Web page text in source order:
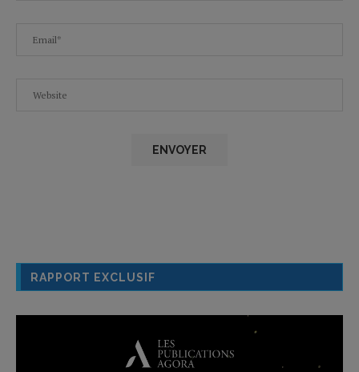
RAPPORT EXCLUSIF